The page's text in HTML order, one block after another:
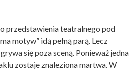
przedstawienia teatralnego pod
motyw” idą pełną parą. Lecz
się poza sceną. Ponieważ jedna
zostaje znaleziona martwa. W